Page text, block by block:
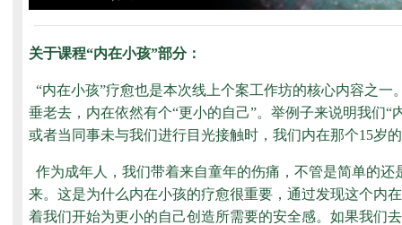
关于课程“内在小孩”部分：
“内在小孩”疗愈也是本次线上个案工作坊的核心内容之
垂老去，内在依然有个“更小的自己”。举例子来说明我们
或者当同事未与我们进行目光接触时，我们内在那个15岁
作为成年人，我们带着来自童年的伤痛，不管是简单的
来。这是为什么内在小孩的疗愈很重要，通过发现这个内
着我们开始为更小的自己创造所需要的安全感。如果我们